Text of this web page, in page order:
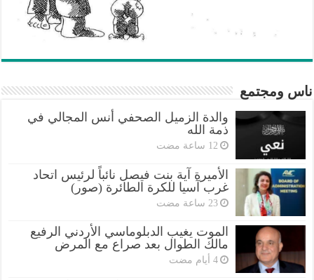
ناس ومجتمع
والدة الزميل الصحفي أنس المجالي في
ذمة الله
الأميرة آية بنت فيصل نائباً لرئيس اتحاد
غرب آسيا للكرة الطائرة (صور)
‏23 ساعة مضت
الموت يغيب الدبلوماسي الأردني الرفيع
مالك الطوال بعد صراع مع المرض
‏4 أيام مضت